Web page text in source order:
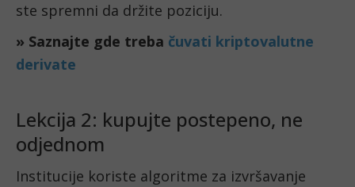
ste spremni da držite poziciju.
» Saznajte gde treba čuvati kriptovalutne
derivate
Lekcija 2: kupujte postepeno, ne
odjednom
Institucije koriste algoritme za izvršavanje